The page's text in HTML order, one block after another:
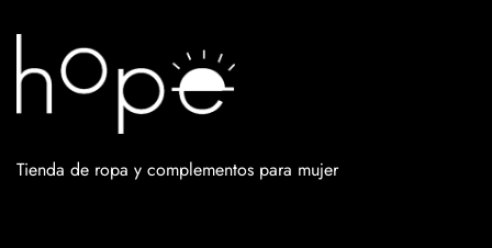
Tienda de ropa y complementos para mujer